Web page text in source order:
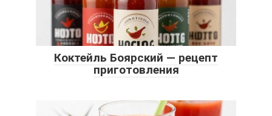
Коктейль Боярский — рецепт
приготовления